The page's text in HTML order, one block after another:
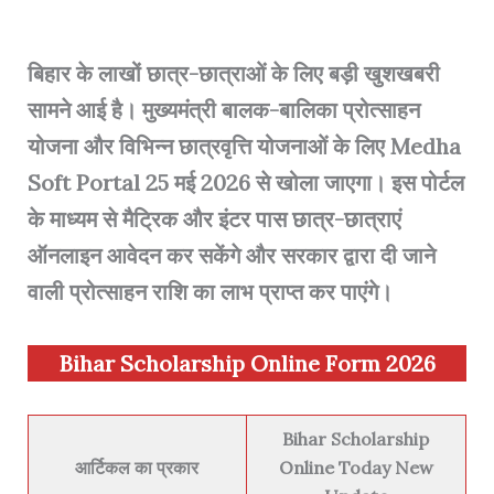
बिहार के लाखों छात्र-छात्राओं के लिए बड़ी खुशखबरी
सामने आई है। मुख्यमंत्री बालक-बालिका प्रोत्साहन
योजना और विभिन्न छात्रवृत्ति योजनाओं के लिए Medha
Soft Portal 25 मई 2026 से खोला जाएगा। इस पोर्टल
के माध्यम से मैट्रिक और इंटर पास छात्र-छात्राएं
ऑनलाइन आवेदन कर सकेंगे और सरकार द्वारा दी जाने
वाली प्रोत्साहन राशि का लाभ प्राप्त कर पाएंगे।
Bihar Scholarship Online Form 2026
आर्टिकल का प्रकार
Bihar Scholarship
Online Today New